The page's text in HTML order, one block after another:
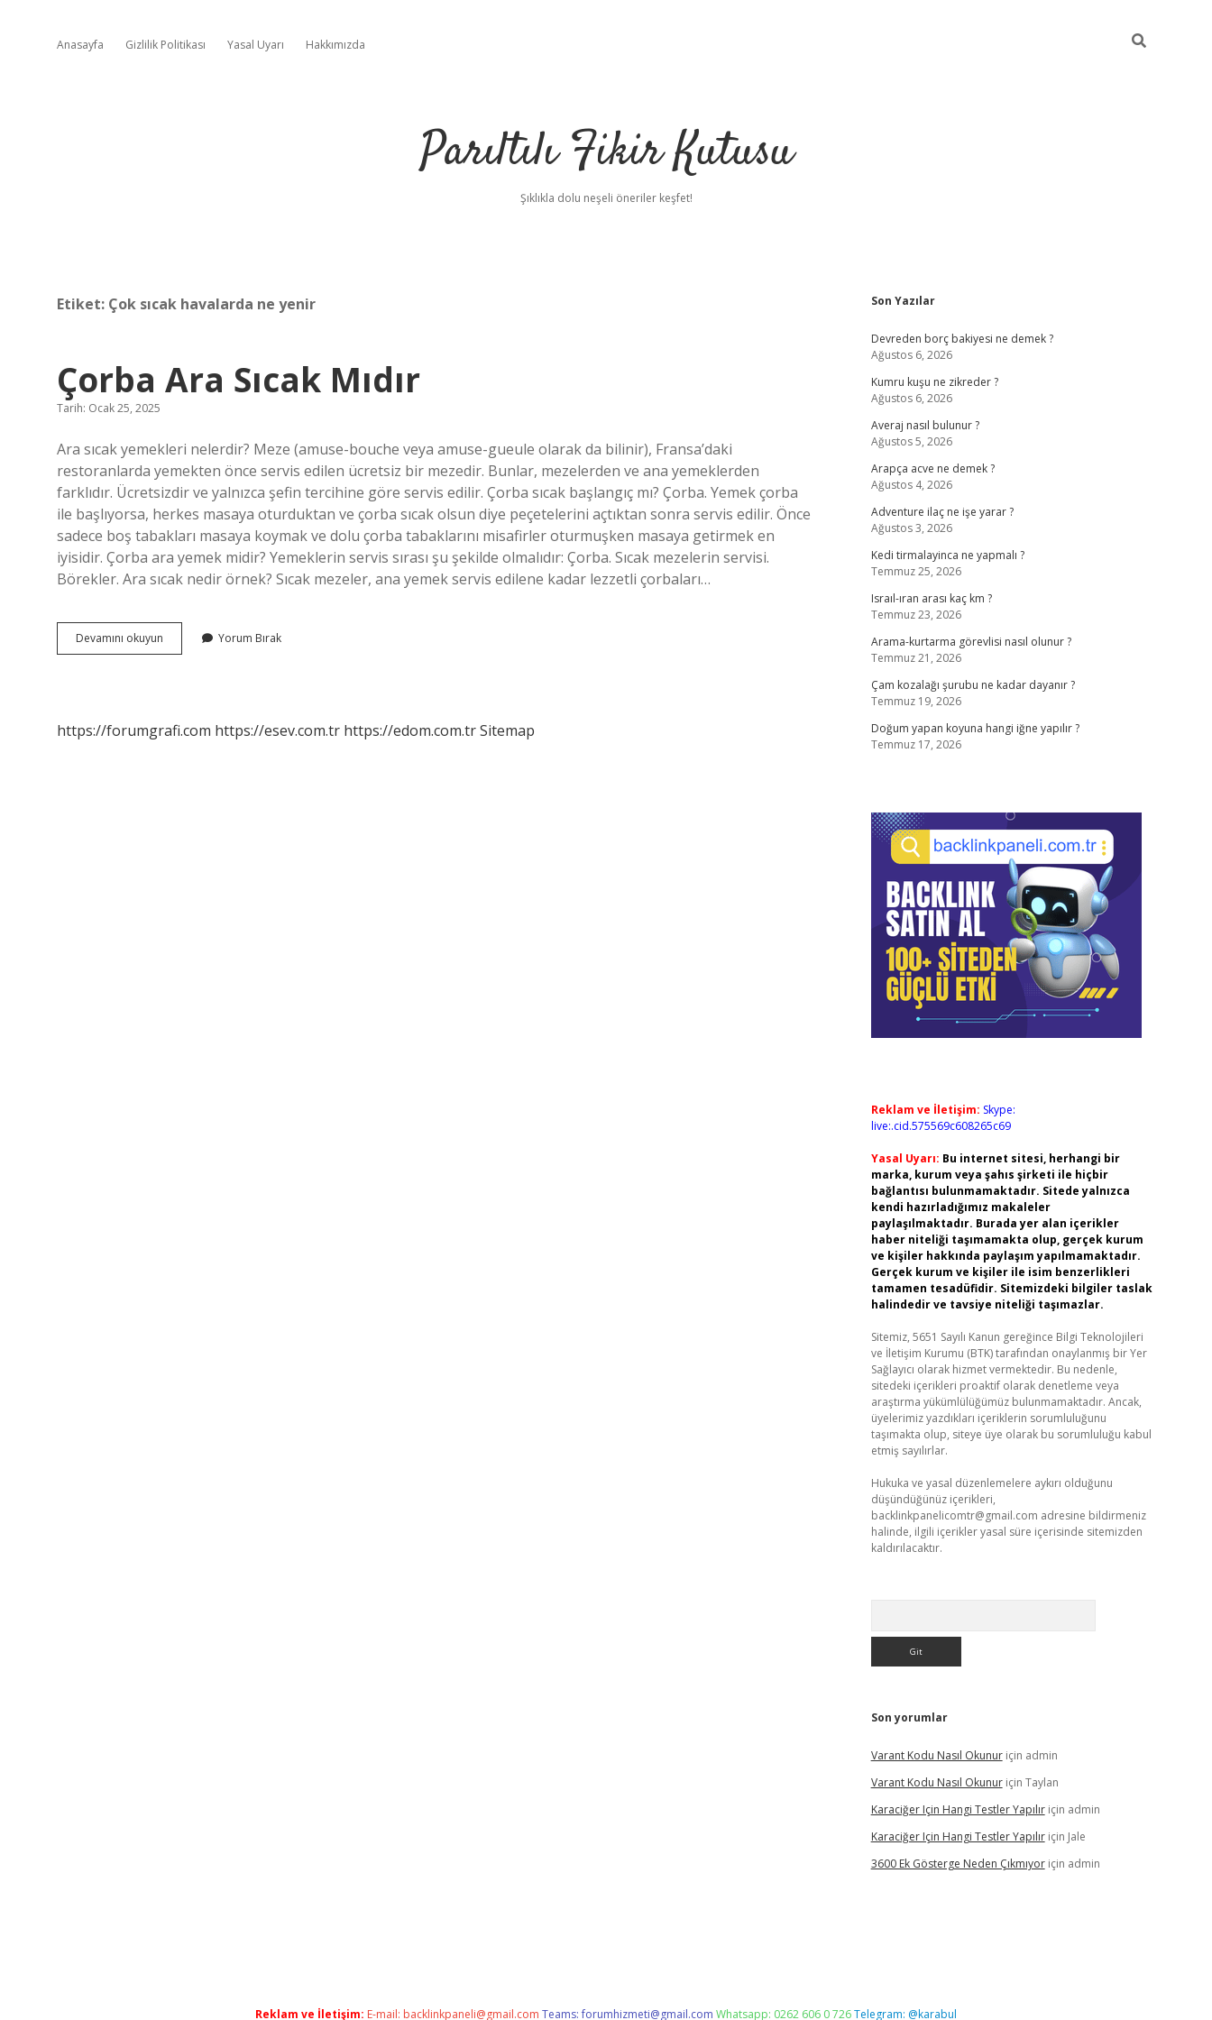
Anasayfa Gizlilik Politikası Yasal Uyarı Hakkımızda
Parıltılı Fikir Kutusu
Şıklıkla dolu neşeli öneriler keşfet!
Etiket: Çok sıcak havalarda ne yenir
Çorba Ara Sıcak Mıdır
Tarih: Ocak 25, 2025
Ara sıcak yemekleri nelerdir? Meze (amuse-bouche veya amuse-gueule olarak da bilinir), Fransa’daki
restoranlarda yemekten önce servis edilen ücretsiz bir mezedir. Bunlar, mezelerden ve ana yemeklerden
farklıdır. Ücretsizdir ve yalnızca şefin tercihine göre servis edilir. Çorba sıcak başlangıç mı? Çorba. Yemek çorba
ile başlıyorsa, herkes masaya oturduktan ve çorba sıcak olsun diye peçetelerini açtıktan sonra servis edilir. Önce
sadece boş tabakları masaya koymak ve dolu çorba tabaklarını misafirler oturmuşken masaya getirmek en
iyisidir. Çorba ara yemek midir? Yemeklerin servis sırası şu şekilde olmalıdır: Çorba. Sıcak mezelerin servisi.
Börekler. Ara sıcak nedir örnek? Sıcak mezeler, ana yemek servis edilene kadar lezzetli çorbaları…
Devamını okuyun
Ara
Yorum Bırak
https://forumgrafi.com https://esev.com.tr https://edom.com.trSitemap
Sidebar
Son Yazılar
Devreden borç bakiyesi ne demek ?
Ağustos 6, 2026
Kumru kuşu ne zikreder ?
Ağustos 6, 2026
Averaj nasıl bulunur ?
Ağustos 5, 2026
Arapça acve ne demek ?
Ağustos 4, 2026
Adventure ilaç ne işe yarar ?
Ağustos 3, 2026
Kedi tirmalayinca ne yapmalı ?
Temmuz 25, 2026
Israıl-ıran arası kaç km ?
Temmuz 23, 2026
Arama-kurtarma görevlisi nasıl olunur ?
Temmuz 21, 2026
Çam kozalağı şurubu ne kadar dayanır ?
Temmuz 19, 2026
Doğum yapan koyuna hangi iğne yapılır ?
Temmuz 17, 2026
Reklam ve İletişim: Skype:
live:.cid.575569c608265c69
Yasal Uyarı: Bu internet sitesi, herhangi bir
marka, kurum veya şahıs şirketi ile hiçbir
bağlantısı bulunmamaktadır. Sitede yalnızca
kendi hazırladığımız makaleler
paylaşılmaktadır. Burada yer alan içerikler
haber niteliği taşımamakta olup, gerçek kurum
ve kişiler hakkında paylaşım yapılmamaktadır.
Gerçek kurum ve kişiler ile isim benzerlikleri
tamamen tesadüfidir. Sitemizdeki bilgiler taslak
halindedir ve tavsiye niteliği taşımazlar.
Sitemiz, 5651 Sayılı Kanun gereğince Bilgi Teknolojileri
ve İletişim Kurumu (BTK) tarafından onaylanmış bir Yer
Sağlayıcı olarak hizmet vermektedir. Bu nedenle,
sitedeki içerikleri proaktif olarak denetleme veya
araştırma yükümlülüğümüz bulunmamaktadır. Ancak,
üyelerimiz yazdıkları içeriklerin sorumluluğunu
taşımakta olup, siteye üye olarak bu sorumluluğu kabul
etmiş sayılırlar.
Hukuka ve yasal düzenlemelere aykırı olduğunu
düşündüğünüz içerikleri,
backlinkpanelicomtr@gmail.com adresine bildirmeniz
halinde, ilgili içerikler yasal süre içerisinde sitemizden
kaldırılacaktır.
Son yorumlar
Varant Kodu Nasıl Okunuriçin admin
Varant Kodu Nasıl Okunuriçin Taylan
Karaciğer Için Hangi Testler Yapılıriçin admin
Karaciğer Için Hangi Testler Yapılıriçin Jale
3600 Ek Gösterge Neden Çıkmıyoriçin admin
Reklam ve İletişim: E-mail: backlinkpaneli@gmail.com Teams:forumhizmeti@gmail.com Whatsapp: 0262 606 0 726Telegram: @karabul